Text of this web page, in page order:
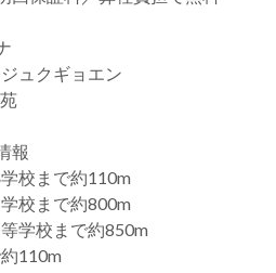
ュクギョエン
報
校まで約110m
校まで約800m
学校まで約850m
110m